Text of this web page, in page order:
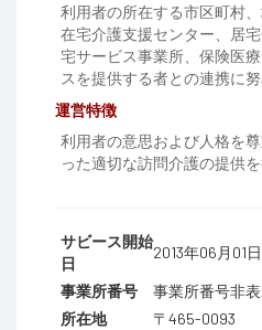
利用者の所在する市区町村
在宅介護支援センター、居
宅サービス事業所、保険医
スを提供する者との連携に努
運営特徴
利用者の意思および人格を
った適切な訪問介護の提供を
サビース開始
日
2013年06月01日
事業所番号
事業所番号非
所在地
〒465-0093